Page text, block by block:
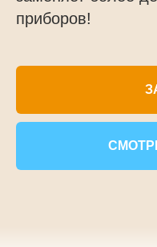
приборов!